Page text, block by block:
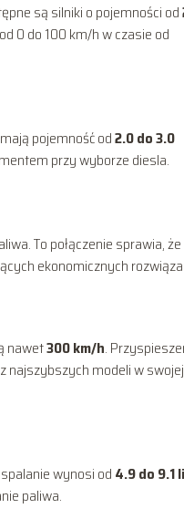
są silniki o pojemności od
0 do 100 km/h w czasie od
pojemność od2.0 do 3.0
przy wyborze diesla.
To połączenie sprawia, że
ekonomicznych
nawet300 km/h.
najszybszych modeli w swojej
wynosi od 4.9 do 9.1
paliwa.